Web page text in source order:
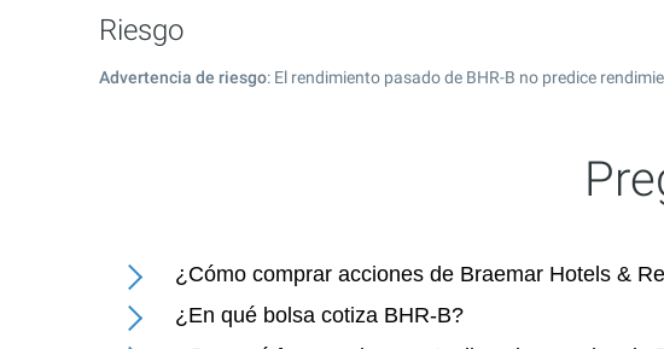
Riesgo
Advertencia de riesgo: El rendimiento pasado de BHR-B no predice
¿Cómo comprar acciones de Braemar Hotels &
¿En qué bolsa cotiza BHR-B?